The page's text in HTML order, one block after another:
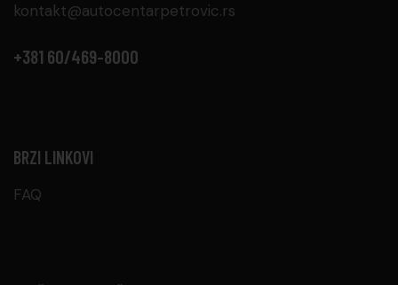
kontakt@autocentarpetrovic.rs
+381 60/469-8000
BRZI LINKOVI
FAQ